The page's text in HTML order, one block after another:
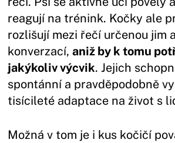
reagují na trénink. Kočky ale
rozlišují mezi řečí určenou jim
konverzací,aniž by k tomu
jakýkoliv výcvik. Jejich
spontánní a pravděpodobně
tisícileté adaptace na život s
Možná v tom je i kus kočičí